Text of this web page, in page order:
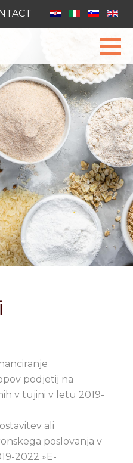
podjetij na
v tujini v letu 2019-
ali
poslovanja v
2022 »E-